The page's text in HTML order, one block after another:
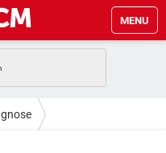
MENU
STREAMING